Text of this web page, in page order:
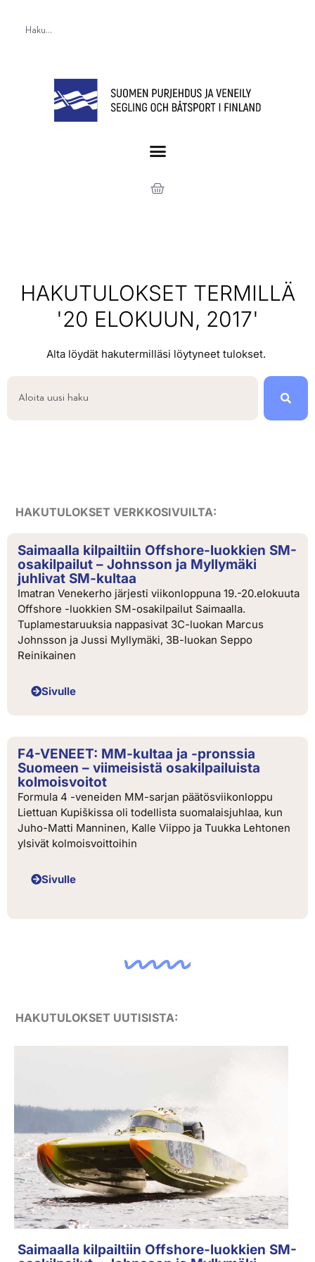
HAKUTULOKSET TERMILLÄ
'20 ELOKUUN, 2017'
Alta löydät hakutermilläsi löytyneet tulokset.
HAKUTULOKSET VERKKOSIVUILTA:
Saimaalla kilpailtiin Offshore-luokkien SM-
osakilpailut – Johnsson ja Myllymäki
juhlivat SM-kultaa
Imatran Venekerho järjesti viikonloppuna 19.-20.elokuuta
Offshore -luokkien SM-osakilpailut Saimaalla.
Tuplamestaruuksia nappasivat 3C-luokan Marcus
Johnsson ja Jussi Myllymäki, 3B-luokan Seppo
Reinikainen
Sivulle
F4-VENEET: MM-kultaa ja -pronssia
Suomeen – viimeisistä osakilpailuista
kolmoisvoitot
Formula 4 -veneiden MM-sarjan päätösviikonloppu
Liettuan Kupiškissa oli todellista suomalaisjuhlaa, kun
Juho-Matti Manninen, Kalle Viippo ja Tuukka Lehtonen
ylsivät kolmoisvoittoihin
Sivulle
HAKUTULOKSET UUTISISTA:
Saimaalla kilpailtiin Offshore-luokkien SM-